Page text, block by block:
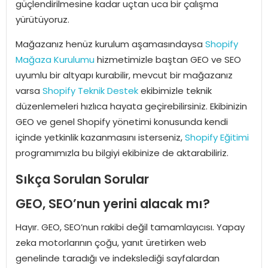
güçlendirilmesine kadar uçtan uca bir çalışma
yürütüyoruz.
Mağazanız henüz kurulum aşamasındaysa Shopify
Mağaza Kurulumu hizmetimizle baştan GEO ve SEO
uyumlu bir altyapı kurabilir, mevcut bir mağazanız
varsa Shopify Teknik Destekekibimizle teknik
düzenlemeleri hızlıca hayata geçirebilirsiniz. Ekibinizin
GEO ve genel Shopify yönetimi konusunda kendi
içinde yetkinlik kazanmasını isterseniz,Shopify Eğitimi
programımızla bu bilgiyi ekibinize de aktarabiliriz.
Sıkça Sorulan Sorular
GEO, SEO’nun yerini alacak mı?
Hayır. GEO, SEO’nun rakibi değil tamamlayıcısı. Yapay
zeka motorlarının çoğu, yanıt üretirken web
genelinde taradığı ve indekslediği sayfalardan